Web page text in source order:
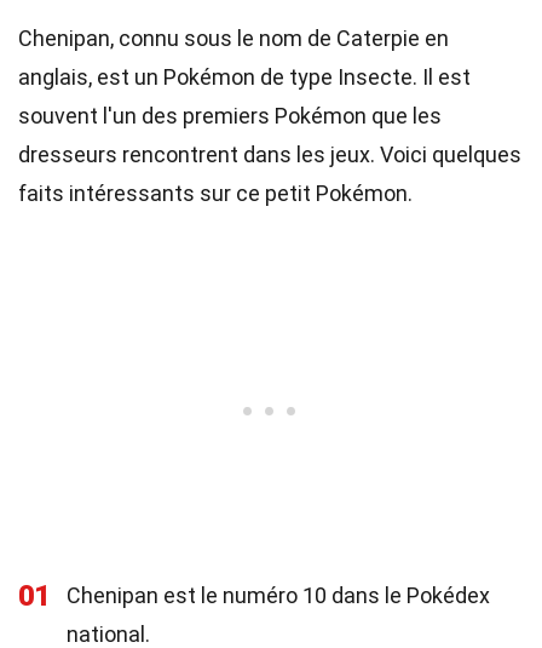
Chenipan, connu sous le nom de Caterpie en
anglais, est un Pokémon de type Insecte. Il est
souvent l'un des premiers Pokémon que les
dresseurs rencontrent dans les jeux. Voici quelques
faits intéressants sur ce petit Pokémon.
01
Chenipan est le numéro 10 dans le Pokédex
national.